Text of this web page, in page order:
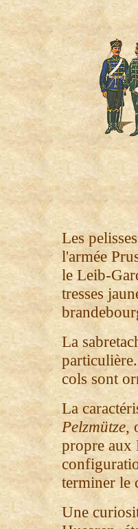
Les
l'armée
le Leib-
tresses
La
cols sont
La
Pelzmütze,
propre aux
terminer le
Une